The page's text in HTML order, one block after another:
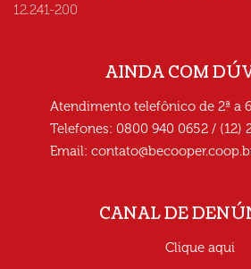
12.241-200
AINDA COM
Atendimento telefônico de 2ª a
Telefones: 0800 940 0652 / (12)
Email:
CANAL DE
Clique aqui